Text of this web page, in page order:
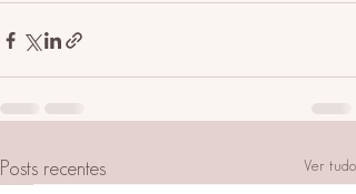
Posts recentes Ver tudo